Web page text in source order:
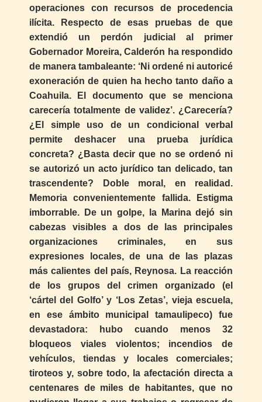
operaciones con recursos de procedencia
ilícita. Respecto de esas pruebas de que
extendió un perdón judicial al primer
Gobernador Moreira, Calderón ha respondido
de manera tambaleante: ‘Ni ordené ni autoricé
exoneración de quien ha hecho tanto daño a
Coahuila. El documento que se menciona
carecería totalmente de validez’. ¿Carecería?
¿El simple uso de un condicional verbal
permite deshacer una prueba jurídica
concreta? ¿Basta decir que no se ordenó ni
se autorizó un acto jurídico tan delicado, tan
trascendente? Doble moral, en realidad.
Memoria convenientemente fallida. Estigma
imborrable. De un golpe, la Marina dejó sin
cabezas visibles a dos de las principales
organizaciones criminales, en sus
expresiones locales, de una de las plazas
más calientes del país, Reynosa. La reacción
de los grupos del crimen organizado (el
‘cártel del Golfo’ y ‘Los Zetas’, vieja escuela,
en ese ámbito municipal tamaulipeco) fue
devastadora: hubo cuando menos 32
bloqueos viales violentos; incendios de
vehículos, tiendas y locales comerciales;
tiroteos y, sobre todo, la afectación directa a
centenares de miles de habitantes, que no